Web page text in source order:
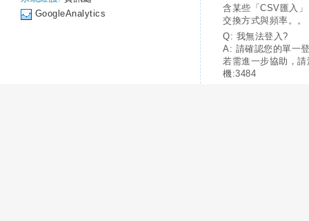
GoogleAnalytics
含某些「CSV匯入
交換方式與頻率。。
Q: 我無法登入?
A: 請確認您的單一
若需進一步協助，
機:3484